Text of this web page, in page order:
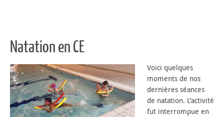
Natation en CE
Voici quelques
moments de nos
dernières séances
de natation. L’activité
fut interrompue en